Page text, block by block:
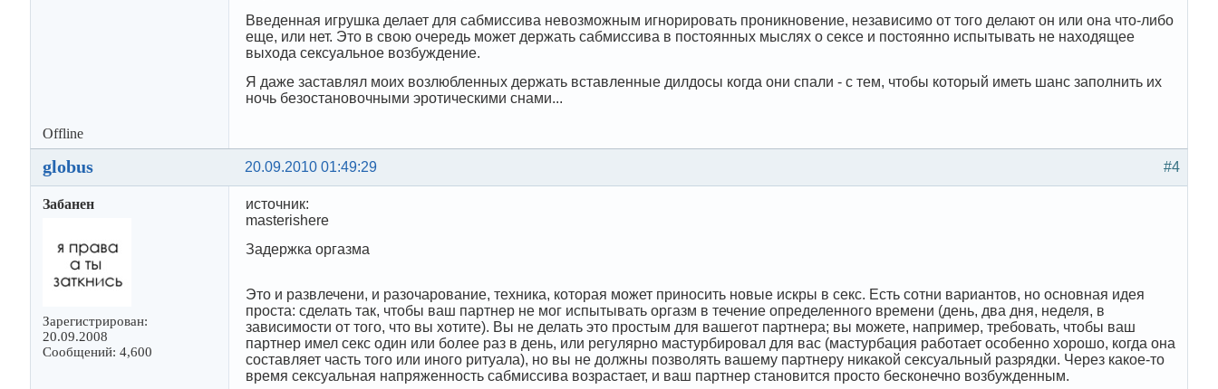
Введенная игрушка делает для сабмиссива невозможным игнорировать проникновение, независимо от того делают он или она что-либо
еще, или нет. Это в свою очередь может держать сабмиссива в постоянных мыслях о сексе и постоянно испытывать не находящее
выхода сексуальное возбуждение.
Я даже заставлял моих возлюбленных держать вставленные дилдосы когда они спали - с тем, чтобы который иметь шанс заполнить их
ночь безостановочными эротическими снами...
Offline
#4
20.09.2010 01:49:29
globus
Забанен
Зарегистрирован:
20.09.2008
Сообщений: 4,600
источник:
masterishere
Задержка оргазма
Это и развлечени, и разочарование, техника, которая может приносить новые искры в секс. Есть сотни вариантов, но основная идея
проста: сделать так, чтобы ваш партнер не мог испытывать оргазм в течение определенного времени (день, два дня, неделя, в
зависимости от того, что вы хотите). Вы не делать это простым для вашегот партнера; вы можете, например, требовать, чтобы ваш
партнер имел секс один или более раз в день, или регулярно мастурбировал для вас (мастурбация работает особенно хорошо, когда она
составляет часть того или иного ритуала), но вы не должны позволять вашему партнеру никакой сексуальный разрядки. Через какое-то
время сексуальная напряженность сабмиссива возрастает, и ваш партнер становится просто бесконечно возбужденным.